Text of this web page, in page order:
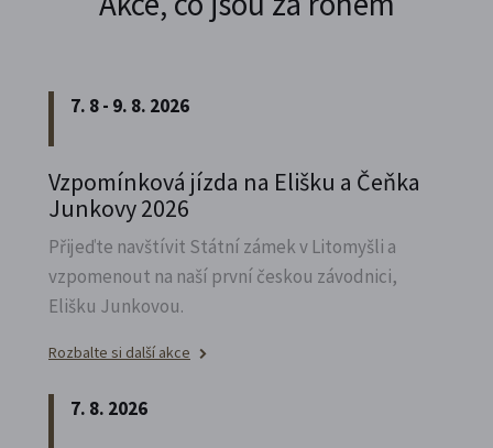
7. 8 - 9. 8. 2026
Vzpomínková jízda na Elišku a Čeňka
Junkovy 2026
Přijeďte navštívit Státní zámek v Litomyšli a
vzpomenout na naší první českou závodnici,
Elišku Junkovou.
Rozbalte si další akce
7. 8. 2026